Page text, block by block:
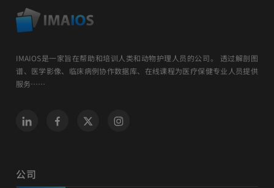
IMAIOS是一家旨在帮助和培训人类和动物护理人员的公司。 透过解剖图
谱、医学影像、临床病例协作数据库、在线课程为医疗保健专业人员提供
服务……
公司